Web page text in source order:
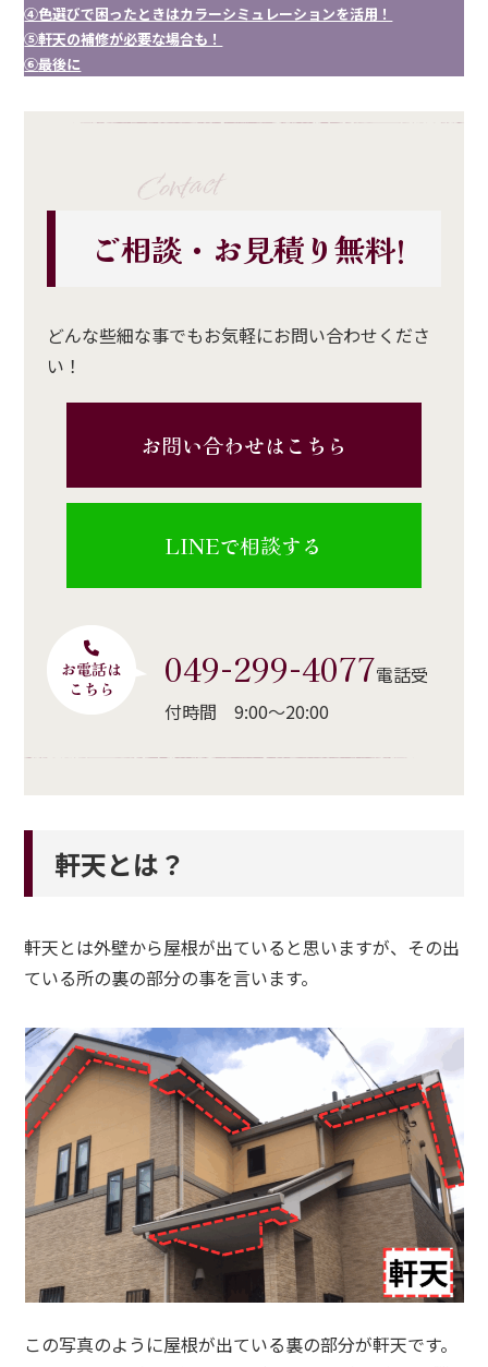
④色選びで困ったときはカラーシミュレーションを活用！
⑤軒天の補修が必要な場合も！
⑥最後に
Contact
ご相談・お見積り無料!
どんな些細な事でもお気軽にお問い合わせくださ
い！
お問い合わせはこちら
LINEで相談する
049-299-4077電話受
付時間 9:00〜20:00
軒天とは？
軒天とは外壁から屋根が出ていると思いますが、その出
ている所の裏の部分の事を言います。
この写真のように屋根が出ている裏の部分が軒天です。